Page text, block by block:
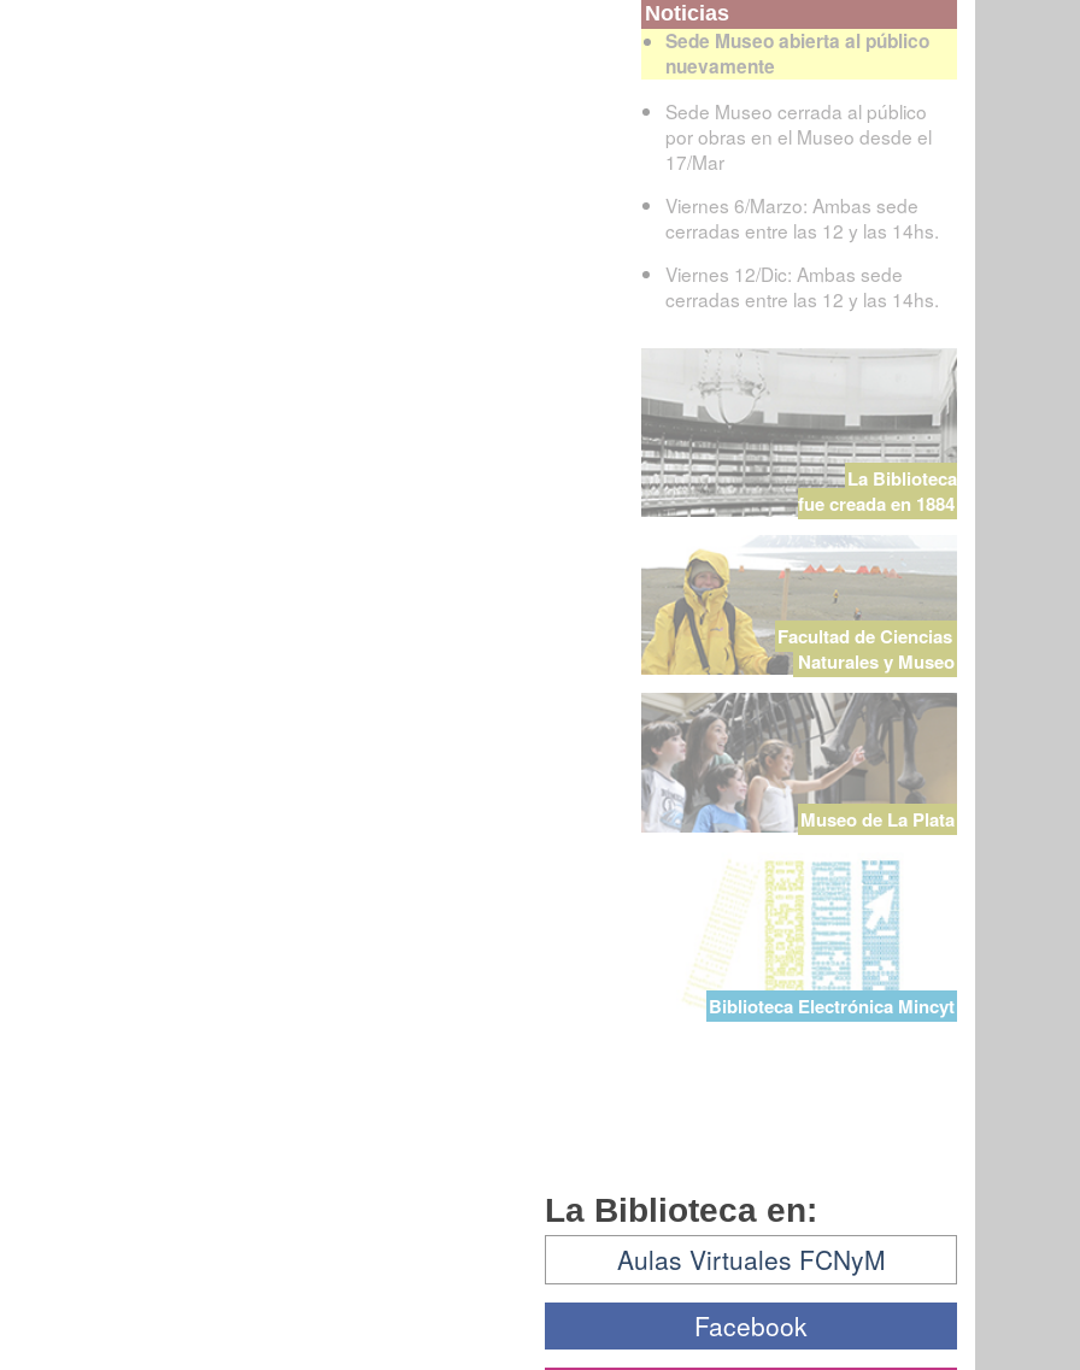
Noticias
Sede Museo abierta al público
nuevamente
Sede Museo cerrada al público
por obras en el Museo desde el
17/Mar
Viernes 6/Marzo: Ambas sede
cerradas entre las 12 y las 14hs.
Viernes 12/Dic: Ambas sede
cerradas entre las 12 y las 14hs.
La Biblioteca
fue creada en 1884
Facultad de Ciencias
Naturales y Museo
Museo de La Plata
Biblioteca Electrónica Mincyt
La Biblioteca en:
Aulas Virtuales FCNyM
Facebook